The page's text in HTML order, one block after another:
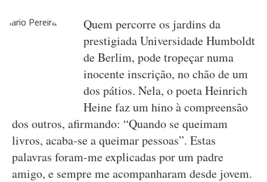
Quem percorre os jardins da
prestigiada Universidade Humboldt
de Berlim, pode tropeçar numa
inocente inscrição, no chão de um
dos pátios. Nela, o poeta Heinrich
Heine faz um hino à compreensão
dos outros, afirmando: “Quando se queimam
livros, acaba-se a queimar pessoas”. Estas
palavras foram-me explicadas por um padre
amigo, e sempre me acompanharam desde jovem.